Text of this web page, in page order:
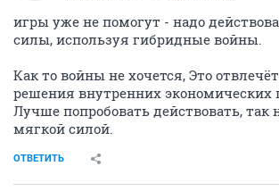
игры уже не помогут - надо
силы, используя гибридные войны.
Как то войны не хочется, Это
решения внутренних экономических
Лучше попробовать действовать, так
мягкой силой.
ОТВЕТИТЬ